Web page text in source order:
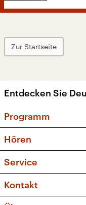
Zur Startseite
Entdecken Sie
Programm
Sendungen
Musikliste
Kakadu –
Hören
Frequenzen
Service
FAQ
Apps
Kontakt